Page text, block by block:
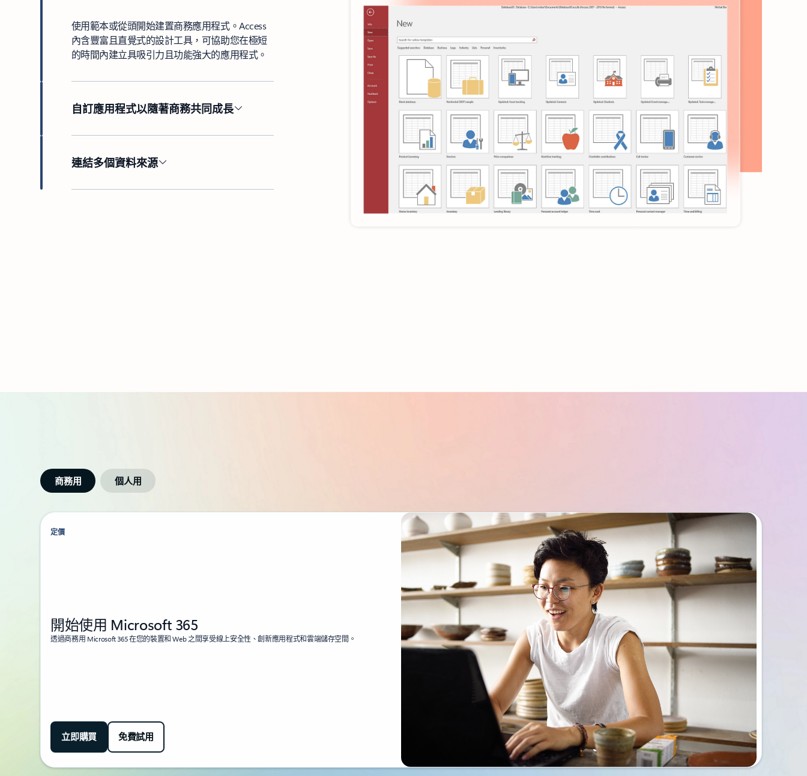
使用範本或從頭開始建置商務應用程式。Access
內含豐富且直覺式的設計工具，可協助您在極短
的時間內建立具吸引力且功能強大的應用程式。
自訂應用程式以隨著商務共同成長
連結多個資料來源
商務用 個人用
定價
開始使用 Microsoft 365
透過商務用 Microsoft 365 在您的裝置和 Web 之間享受線上安全性、創新應用程式和雲端儲存空間。
立即購買 免費試用